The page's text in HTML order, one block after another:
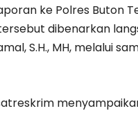
ke Polres Buton
dibenarkan
S.H., MH, melalui